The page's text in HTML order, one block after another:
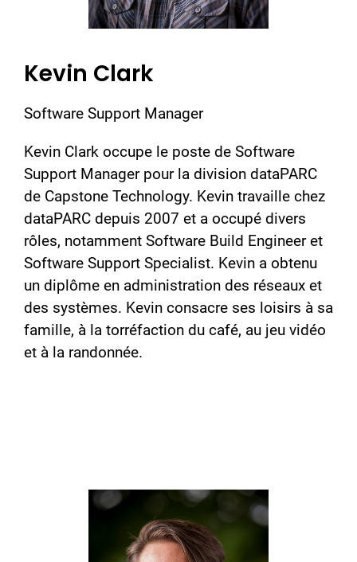
Kevin Clark
Software Support Manager
Kevin Clark occupe le poste de Software
Support Manager pour la division dataPARC
de Capstone Technology. Kevin travaille chez
dataPARC depuis 2007 et a occupé divers
rôles, notamment Software Build Engineer et
Software Support Specialist. Kevin a obtenu
un diplôme en administration des réseaux et
des systèmes. Kevin consacre ses loisirs à sa
famille, à la torréfaction du café, au jeu vidéo
et à la randonnée.